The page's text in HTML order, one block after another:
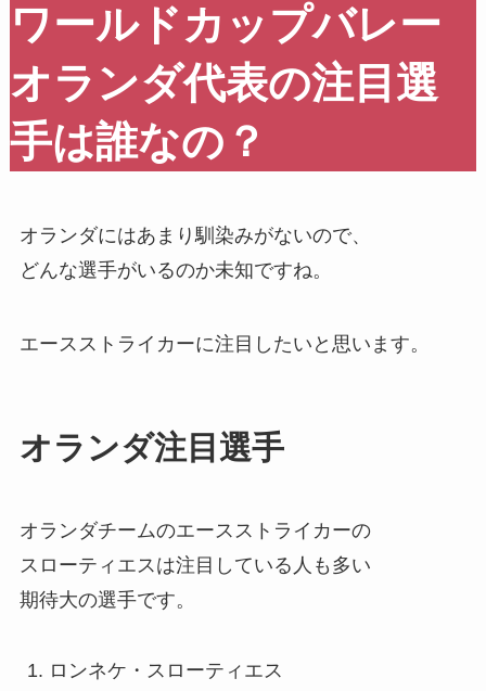
ワールドカップバレー
オランダ代表の注目選
手は誰なの？
オランダにはあまり馴染みがないので、
どんな選手がいるのか未知ですね。
エースストライカーに注目したいと思います。
オランダ注目選手
オランダチームのエースストライカーの
スローティエスは注目している人も多い
期待大の選手です。
ロンネケ・スローティエス